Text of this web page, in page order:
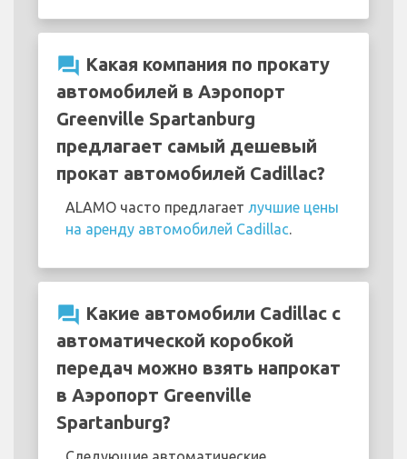
question_answer Какая компания по прокату
автомобилей в Аэропорт
Greenville Spartanburg
предлагает самый дешевый
прокат автомобилей Cadillac?
ALAMO часто предлагает лучшие цены
на аренду автомобилей Cadillac.
question_answer Какие автомобили Cadillac с
автоматической коробкой
передач можно взять напрокат
в Аэропорт Greenville
Spartanburg?